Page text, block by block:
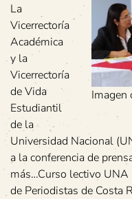
Imagen
La
Vicerrectoría
Académica
y la
Vicerrectoría
de Vida
Estudiantil
de la
Universidad Nacional
a la conferencia de
más…Curso lectivo UNA
de Periodistas de Costa